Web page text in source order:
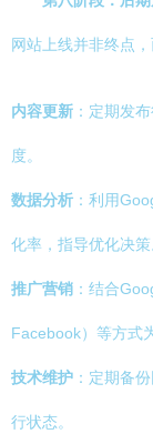
网站上线并非终点
内容更新 ：定期发
度。
数据分析 ：利用
化率，指导优化决策
推广营销 ：结合
Facebook）等方式
技术维护 ：定期备
行状态。